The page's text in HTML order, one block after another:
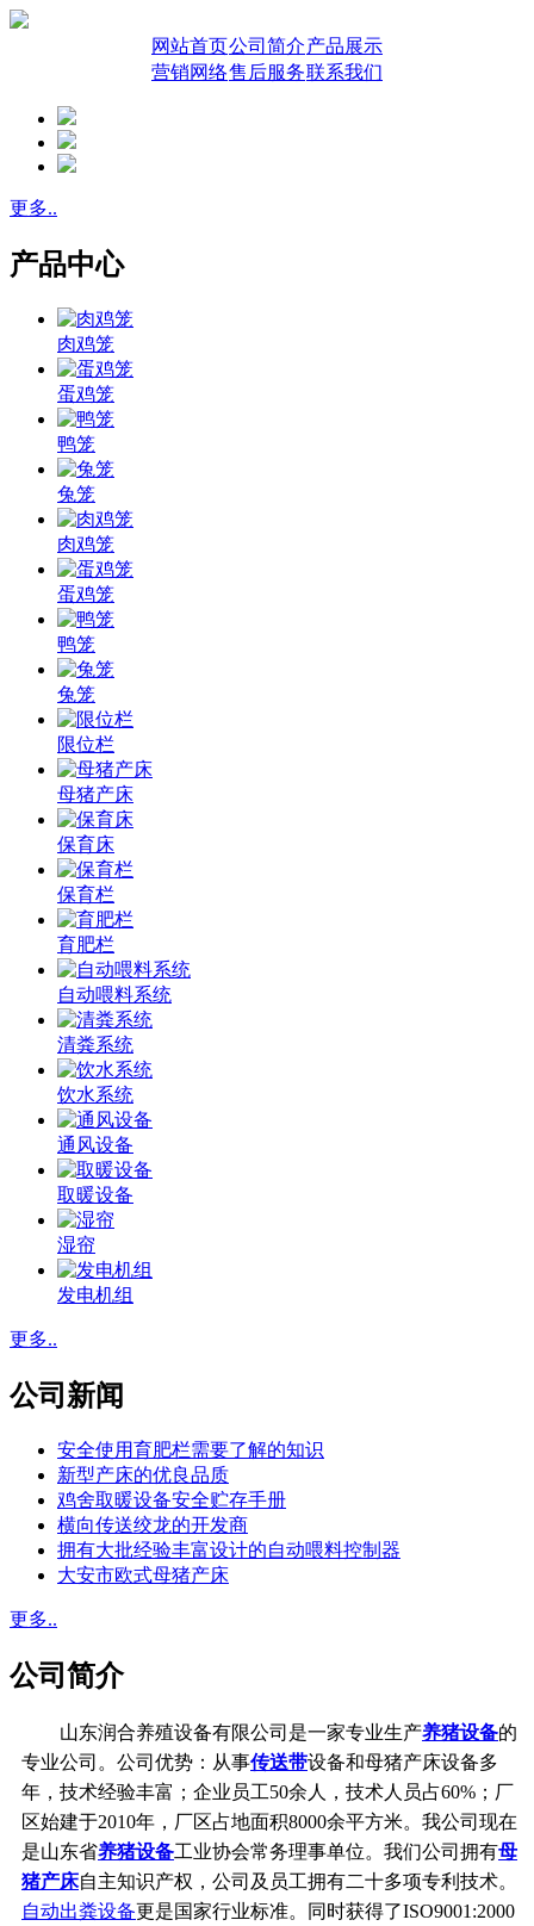
网站首页公司简介产品展示
营销网络售后服务联系我们
更多..
产品中心
肉鸡笼
蛋鸡笼
鸭笼
兔笼
肉鸡笼
蛋鸡笼
鸭笼
兔笼
限位栏
母猪产床
保育床
保育栏
育肥栏
自动喂料系统
清粪系统
饮水系统
通风设备
取暖设备
湿帘
发电机组
更多..
公司新闻
安全使用育肥栏需要了解的知识
新型产床的优良品质
鸡舍取暖设备安全贮存手册
横向传送绞龙的开发商
拥有大批经验丰富设计的自动喂料控制器
大安市欧式母猪产床
更多..
公司简介
山东润合养殖设备有限公司是一家专业生产养猪设备的
专业公司。公司优势：从事传送带设备和母猪产床设备多
年，技术经验丰富；企业员工50余人，技术人员占60%；厂
区始建于2010年，厂区占地面积8000余平方米。我公司现在
是山东省养猪设备工业协会常务理事单位。我们公司拥有母
猪产床自主知识产权，公司及员工拥有二十多项专利技术。
自动出粪设备更是国家行业标准。同时获得了ISO9001:2000